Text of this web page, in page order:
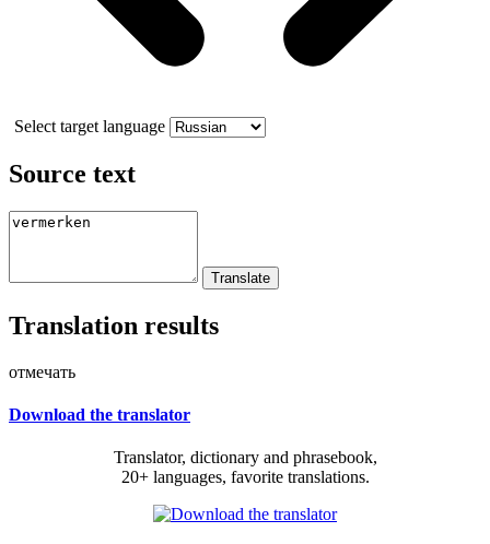
Select target language
Source text
Translation results
отмечать
Download the translator
Translator, dictionary and phrasebook,
20+ languages, favorite translations.